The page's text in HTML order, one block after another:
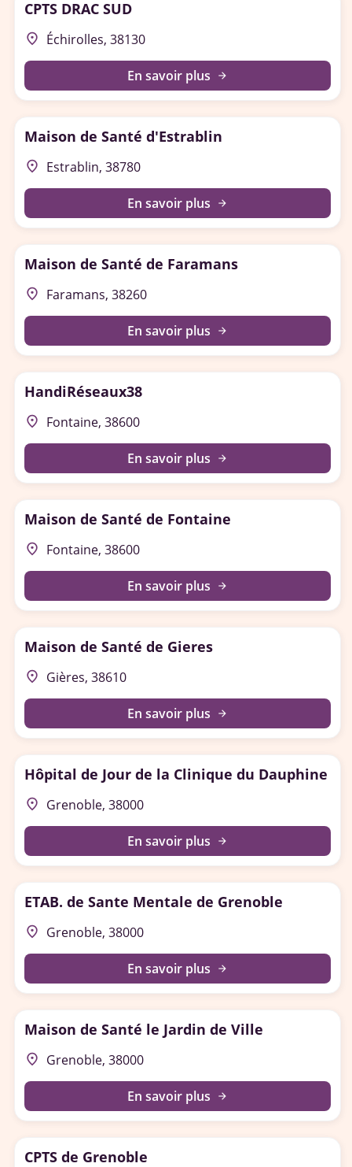
CPTS DRAC SUD
place Échirolles, 38130
En savoir plus arrow_forward
Maison de Santé d'Estrablin
place Estrablin, 38780
En savoir plus arrow_forward
Maison de Santé de Faramans
place Faramans, 38260
En savoir plus arrow_forward
HandiRéseaux38
place Fontaine, 38600
En savoir plus arrow_forward
Maison de Santé de Fontaine
place Fontaine, 38600
En savoir plus arrow_forward
Maison de Santé de Gieres
place Gières, 38610
En savoir plus arrow_forward
Hôpital de Jour de la Clinique du Dauphine
place Grenoble, 38000
En savoir plus arrow_forward
ETAB. de Sante Mentale de Grenoble
place Grenoble, 38000
En savoir plus arrow_forward
Maison de Santé le Jardin de Ville
place Grenoble, 38000
En savoir plus arrow_forward
CPTS de Grenoble